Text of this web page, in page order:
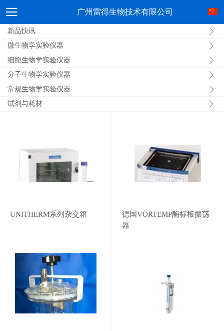
广州雷得生物技术有限公司
新品快讯
微生物学实验仪器
细胞生物学实验仪器
分子生物学实验仪器
常规生物学实验仪器
试剂与耗材
UNITHERM系列杂交箱
德国VORTEMP酶标板振荡
器